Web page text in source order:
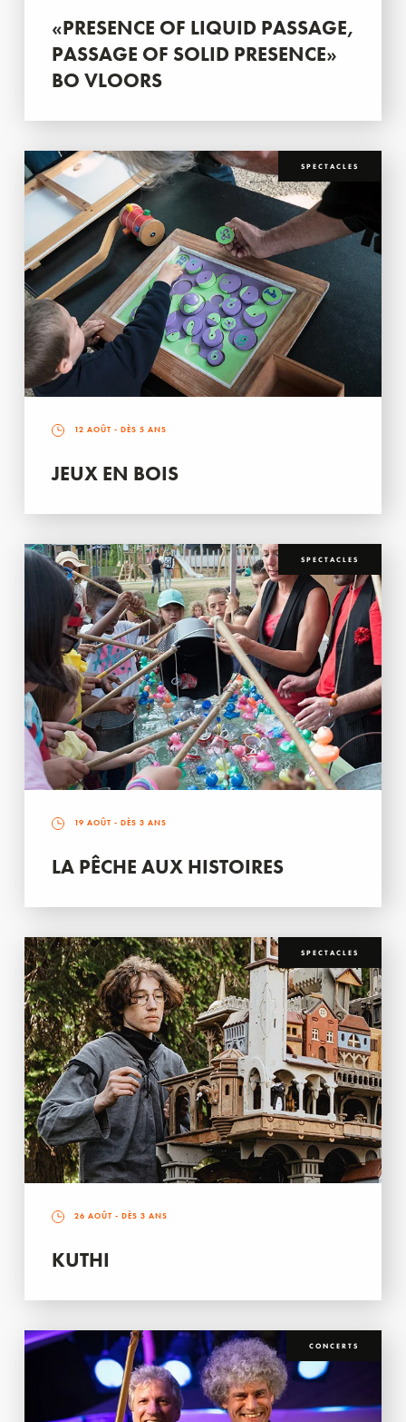
«PRESENCE OF LIQUID PASSAGE,
PASSAGE OF SOLID PRESENCE»
BO VLOORS
SPECTACLES
12 AOÛT - DÈS 5 ANS
JEUX EN BOIS
SPECTACLES
19 AOÛT - DÈS 3 ANS
LA PÊCHE AUX HISTOIRES
SPECTACLES
26 AOÛT - DÈS 3 ANS
KUTHI
CONCERTS